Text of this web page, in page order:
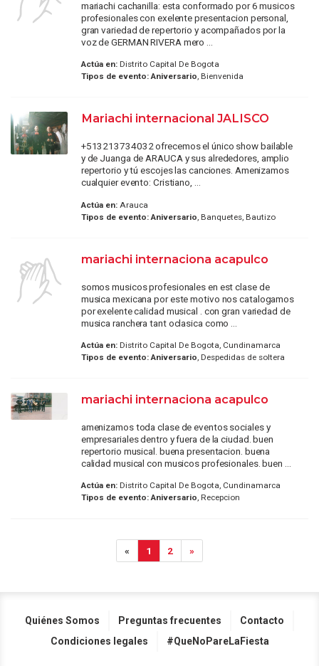
mariachi cachanilla: esta conformado por 6 musicos
profesionales con exelente presentacion personal,
gran variedad de repertorio y acompañados por la
voz de GERMAN RIVERA mero ...
Actúa en:Distrito Capital De Bogota
Tipos de evento: Aniversario, Bienvenida
Mariachi internacional JALISCO
+513213734032 ofrecemos el único show bailable
y de Juanga de ARAUCA y sus alrededores, amplio
repertorio y tú escojes las canciones. Amenizamos
cualquier evento: Cristiano, ...
Actúa en:Arauca
Tipos de evento: Aniversario , Banquetes, Bautizo
mariachi internaciona acapulco
somos musicos profesionales en est clase de
musica mexicana por este motivo nos catalogamos
por exelente calidad musical . con gran variedad de
musica ranchera tant oclasica como ...
Actúa en:Distrito Capital De Bogota, Cundinamarca
Tipos de evento: Aniversario, Despedidas de soltera
mariachi internaciona acapulco
amenizamos toda clase de eventos sociales y
empresariales dentro y fuera de la ciudad. buen
repertorio musical. buena presentacion. buena
calidad musical con musicos profesionales. buen ...
Actúa en:Distrito Capital De Bogota, Cundinamarca
Tipos de evento: Aniversario, Recepcion
« 1 2 »
Quiénes Somos Preguntas frecuentes
Contacto
Condiciones legales
#QueNoPareLaFiesta